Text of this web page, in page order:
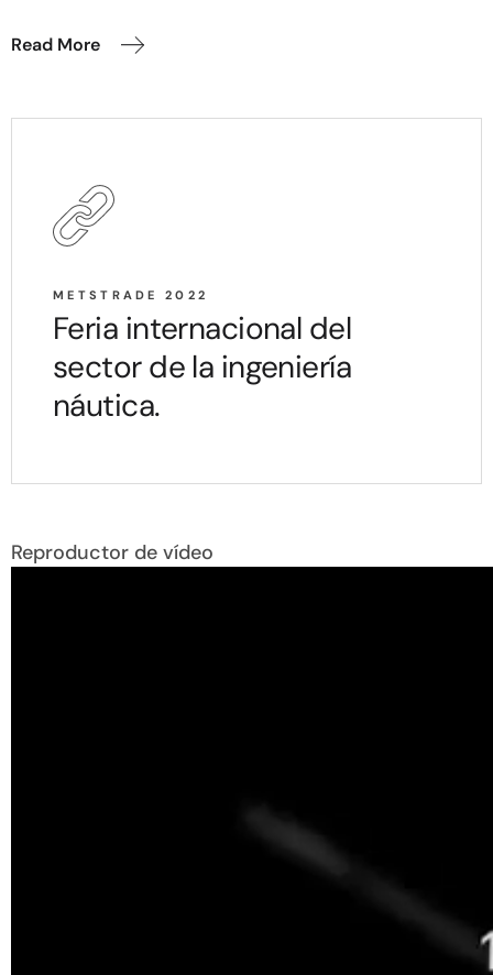
Read More
METSTRADE 2022
Feria internacional del
sector de la ingeniería
náutica.
Reproductor de vídeo